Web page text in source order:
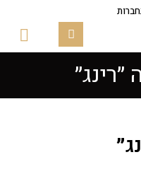
״רינג״